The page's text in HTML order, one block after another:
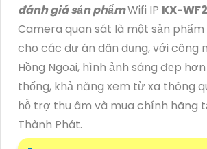
đánh giá sản phẩmWifi IP KX-
Camera quan sát là một sản
cho các dự án dân dụng, với công
Hồng Ngoại, hình ảnh sáng đẹp
thống, khả năng xem từ xa thông
hỗ trợ thu âm và mua chính hãng
Thành Phát.